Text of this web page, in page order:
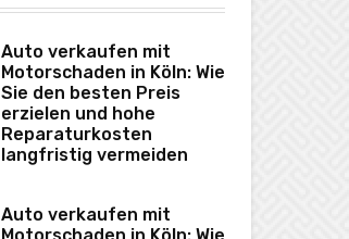
Auto verkaufen mit
Motorschaden in Köln: Wie
Sie den besten Preis
erzielen und hohe
Reparaturkosten
langfristig vermeiden
Auto verkaufen mit